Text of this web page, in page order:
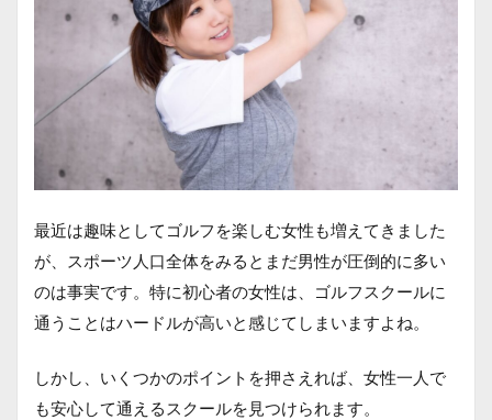
最近は趣味としてゴルフを楽しむ女性も増えてきました
が、スポーツ人口全体をみるとまだ男性が圧倒的に多い
のは事実です。特に初心者の女性は、ゴルフスクールに
通うことはハードルが高いと感じてしまいますよね。
しかし、いくつかのポイントを押さえれば、女性一人で
も安心して通えるスクールを見つけられます。